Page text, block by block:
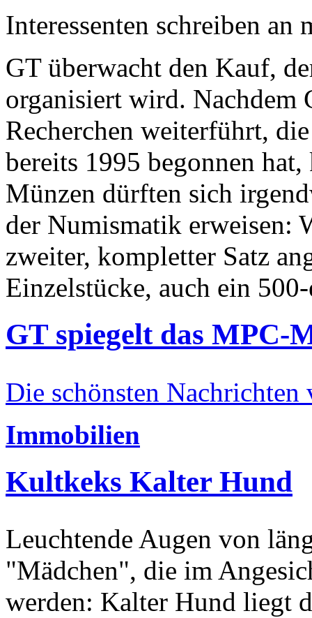
Interessenten schreiben
GT überwacht den Kauf,
organisiert wird. Nachdem
Recherchen weiterführt,
bereits 1995 begonnen
Münzen dürften sich
der Numismatik erweisen:
zweiter, kompletter Satz
Einzelstücke, auch ein
GT spiegelt das MPC-
Die schönsten Nachrichten
Immobilien
Kultkeks Kalter Hund
Leuchtende Augen von
"Mädchen", die im
werden: Kalter Hund liegt